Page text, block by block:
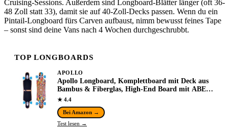
Cruising-Sessions. Außerdem sind Longboard-Blätter länger (oft 36-
48 Zoll statt 33), damit sie auf 40-Zoll-Decks passen. Wenn du ein
Pintail-Longboard fürs Carven aufbaust, nimm bewusst feines Tape
– sonst sind deine Vans nach 4 Wochen durchgeschrubbt.
TOP LONGBOARDS
APOLLO
Apollo Longboard, Komplettboard mit Deck aus
Bambus & Fiberglas, High-End Board mit ABEC
9 Kugellager, Flex 2 Longboards für
Jugendliche…
★ 4.4
Bei Amazon →
Test lesen →